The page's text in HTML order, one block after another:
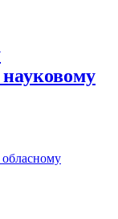
обласному